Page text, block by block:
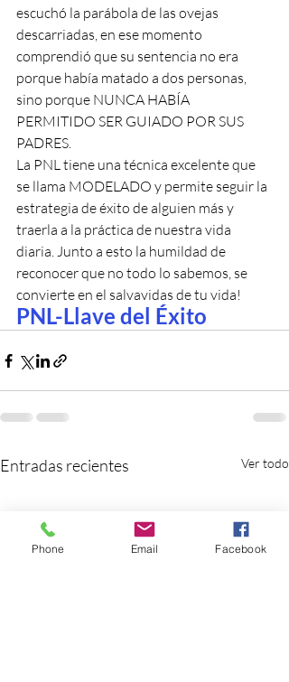
escuchó la parábola de las ovejas
descarriadas, en ese momento
comprendió que su sentencia no era
porque había matado a dos personas,
sino porque NUNCA HABÍA
PERMITIDO SER GUIADO POR SUS
PADRES.
La PNL tiene una técnica excelente que
se llama MODELADO y permite seguir la
estrategia de éxito de alguien más y
traerla a la práctica de nuestra vida
diaria. Junto a esto la humildad de
reconocer que no todo lo sabemos, se
convierte en el salvavidas de tu vida!
PNL-Llave del Éxito
Entradas recientes Ver todo
Phone Email Facebook